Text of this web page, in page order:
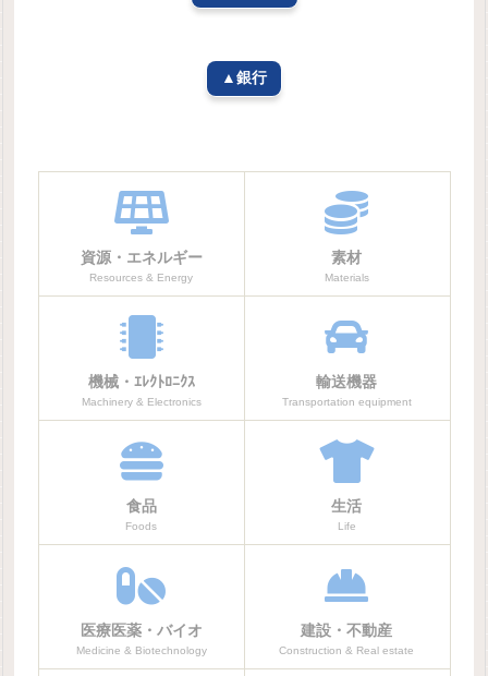
▲銀行
資源・エネルギー
Resources & Energy
素材
Materials
機械・ｴﾚｸﾄﾛﾆｸｽ
Machinery & Electronics
輸送機器
Transportation equipment
食品
Foods
生活
Life
医療医薬・バイオ
Medicine & Biotechnology
建設・不動産
Construction & Real estate